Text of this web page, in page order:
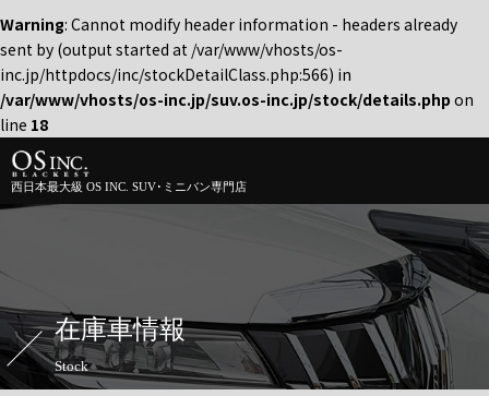
Warning: Cannot modify header information - headers already
sent by (output started at /var/www/vhosts/os-
inc.jp/httpdocs/inc/stockDetailClass.php:566) in
/var/www/vhosts/os-inc.jp/suv.os-inc.jp/stock/details.php on
line 18
西日本最大級 OS INC. SUV･ミニバン専門店
在庫車情報
Stock